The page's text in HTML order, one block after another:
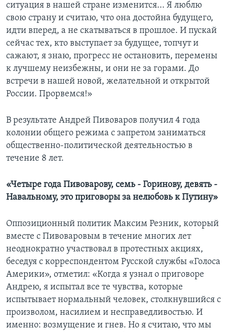
ситуация в нашей стране изменится... Я люблю
свою страну и считаю, что она достойна будущего,
идти вперед, а не скатываться в прошлое. И пускай
сейчас тех, кто выступает за будущее, топчут и
сажают, я знаю, прогресс не остановить, перемены
к лучшему неизбежны, и они не за горами. До
встречи в нашей новой, желательной и открытой
России. Прорвемся!»
В результате Андрей Пивоваров получил 4 года
колонии общего режима с запретом заниматься
общественно-политической деятельностью в
течение 8 лет.
«Четыре года Пивоварову, семь - Горинову, девять -
Навальному, это приговоры за нелюбовь к Путину»
Оппозиционный политик Максим Резник, который
вместе с Пивоваровым в течение многих лет
неоднократно участвовал в протестных акциях,
беседуя с корреспондентом Русской службы «Голоса
Америки», отметил: «Когда я узнал о приговоре
Андрею, я испытал все те чувства, которые
испытывает нормальный человек, столкнувшийся с
произволом, насилием и несправедливостью. И
именно: возмущение и гнев. Но я считаю, что мы